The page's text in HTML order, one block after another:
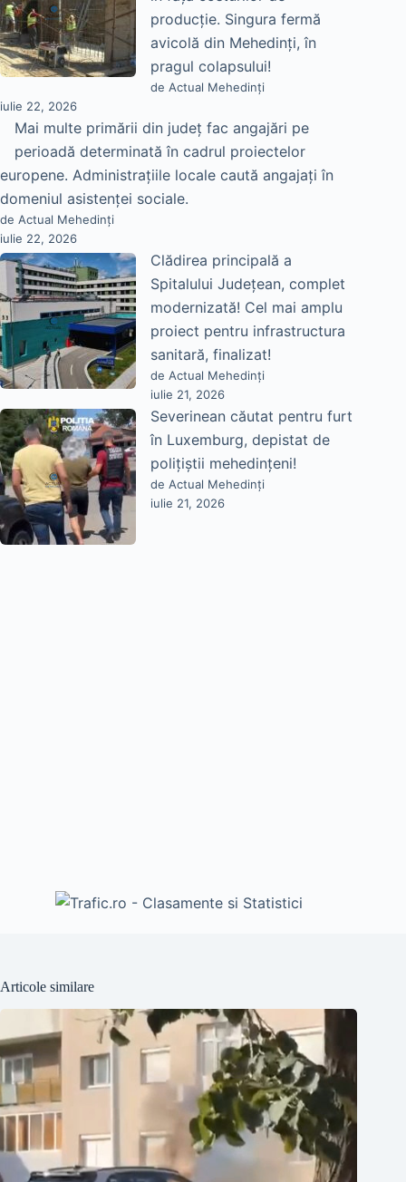
producție. Singura fermă
avicolă din Mehedinți, în
pragul colapsului!
de Actual Mehedinți
iulie 22, 2026
Mai multe primării din județ fac angajări pe
perioadă determinată în cadrul proiectelor
europene. Administrațiile locale caută angajați în
domeniul asistenței sociale.
de Actual Mehedinți
iulie 22, 2026
Clădirea principală a
Spitalului Județean, complet
modernizată! Cel mai amplu
proiect pentru infrastructura
sanitară, finalizat!
de Actual Mehedinți
iulie 21, 2026
Severinean căutat pentru furt
în Luxemburg, depistat de
polițiștii mehedințeni!
de Actual Mehedinți
iulie 21, 2026
Articole similare